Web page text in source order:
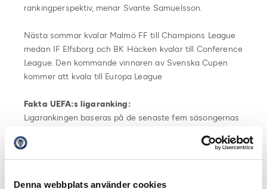
Denna webbplats använder cookies
rankingperspektiv, menar Svante Samuelsson.
Nästa sommar kvalar Malmö FF till Champions League
medan IF Elfsborg och BK Häcken kvalar till Conference
League. Den kommande vinnaren av Svenska Cupen
kommer att kvala till Europa League
Fakta UEFA:s ligaranking:
Ligarankingen baseras på de senaste fem säsongernas
möjlighet att få med fler lag i Europakvalet eller att få
inleda kvalet i ett senare skede. Plats 15 och uppåt